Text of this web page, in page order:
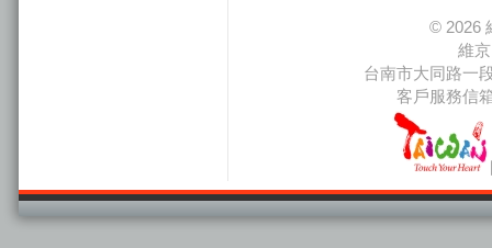
© 2026
維
台南市大同路一
客戶服務信